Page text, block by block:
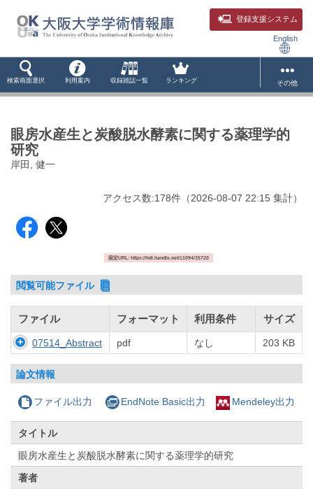
登録支援システム
English
検索画面選択 利用案内 収録雑誌一覧 ランキング その他
眼房水産生と炭酸脱水酵素に関する薬理学的
研究
岸田, 健一
アクセス数:178件 （2026-08-07 22:15 集計）
固定URL: https://hdl.handle.net/11094/35720
閲覧可能ファイル
ファイル フォーマット 利用条件 サイズ
07514_Abstract pdf なし 203 KB
論文情報
ファイル出力 EndNote Basic出力 Mendeley出力
タイトル
眼房水産生と炭酸脱水酵素に関する薬理学的研究
著者